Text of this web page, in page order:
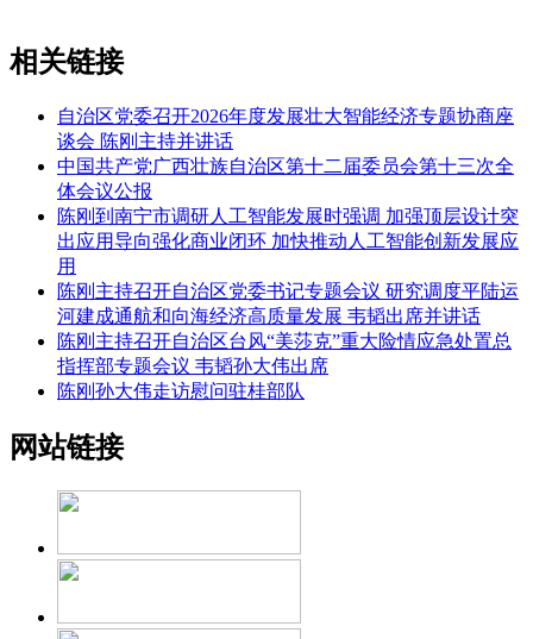
相关链接
自治区党委召开2026年度发展壮大智能经济专题协商座
谈会 陈刚主持并讲话
中国共产党广西壮族自治区第十二届委员会第十三次全
体会议公报
陈刚到南宁市调研人工智能发展时强调 加强顶层设计突
出应用导向强化商业闭环 加快推动人工智能创新发展应
用
陈刚主持召开自治区党委书记专题会议 研究调度平陆运
河建成通航和向海经济高质量发展 韦韬出席并讲话
陈刚主持召开自治区台风“美莎克”重大险情应急处置总
指挥部专题会议 韦韬孙大伟出席
陈刚孙大伟走访慰问驻桂部队
网站链接